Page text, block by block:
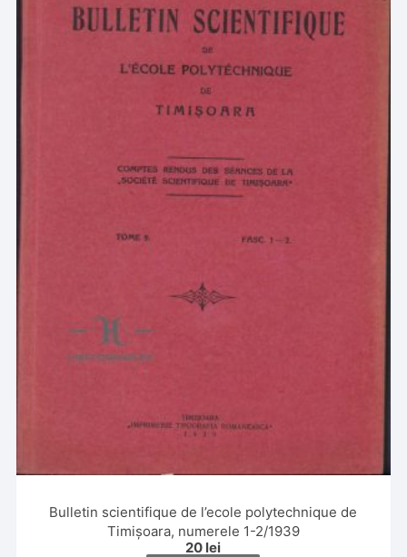
Bulletin scientifique de l’ecole polytechnique de
Timișoara, numerele 1-2/1939
20 lei